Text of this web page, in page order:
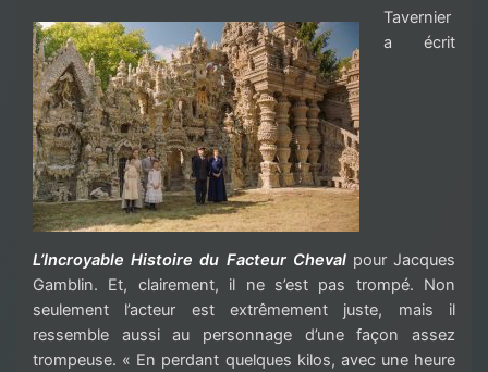
Tavernier
a écrit
L’Incroyable Histoire du Facteur Chevalpour Jacques
Gamblin. Et, clairement, il ne s’est pas trompé. Non
seulement l’acteur est extrêmement juste, mais il
ressemble aussi au personnage d’une façon assez
trompeuse. « En perdant quelques kilos, avec une heure